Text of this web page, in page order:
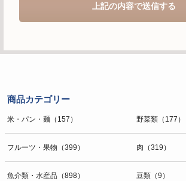
す。
的の通知・開示・内容の訂正・追加または削除・
よび第三者への提供の停止（「開示等」といいま
g）本人が個人情報を与えることの任意性及び当
た場合に本人に生じる結果
個人情報の提供は任意と致しますが、当社が依頼
上記の内容で送信する
商品カテゴリー
米・パン・麺（157） 野菜類（177）
フルーツ・果物（399） 肉（319）
魚介類・水産品（898） 豆類（9）